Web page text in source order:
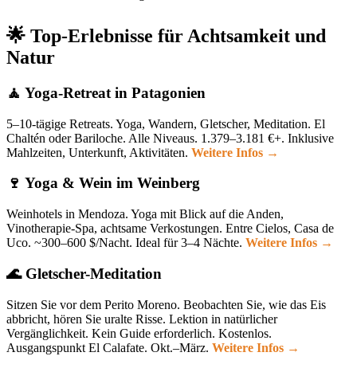
🌟 Top-Erlebnisse für Achtsamkeit und
Natur
🧘 Yoga-Retreat in Patagonien
5–10-tägige Retreats. Yoga, Wandern, Gletscher, Meditation. El
Chaltén oder Bariloche. Alle Niveaus. 1.379–3.181 €+. Inklusive
Mahlzeiten, Unterkunft, Aktivitäten. Weitere Infos →
🍷 Yoga & Wein im Weinberg
Weinhotels in Mendoza. Yoga mit Blick auf die Anden,
Vinotherapie-Spa, achtsame Verkostungen. Entre Cielos, Casa de
Uco. ~300–600 $/Nacht. Ideal für 3–4 Nächte. Weitere Infos →
🌊 Gletscher-Meditation
Sitzen Sie vor dem Perito Moreno. Beobachten Sie, wie das Eis
abbricht, hören Sie uralte Risse. Lektion in natürlicher
Vergänglichkeit. Kein Guide erforderlich. Kostenlos.
Ausgangspunkt El Calafate. Okt.–März. Weitere Infos →